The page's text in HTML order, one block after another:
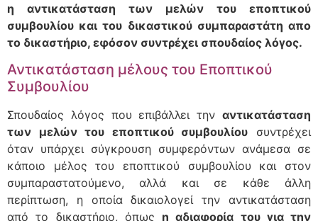
η αντικατάσταση των μελών του εποπτικού
συμβουλίου και του δικαστικού συμπαραστάτη απο
το δικαστήριο, εφόσον συντρέχει σπουδαίος λόγος.
Αντικατάσταση μέλους του Εποπτικού
Συμβουλίου
Σπουδαίος λόγος που επιβάλλει την αντικατάσταση
των μελών του εποπτικού συμβουλίου συντρέχει
όταν υπάρχει σύγκρουση συμφερόντων ανάμεσα σε
κάποιο μέλος του εποπτικού συμβουλίου και στον
συμπαραστατούμενο, αλλά και σε κάθε άλλη
περίπτωση, η οποία δικαιολογεί την αντικατάσταση
από το δικαστήριο, όπως η αδιαφορία του για την